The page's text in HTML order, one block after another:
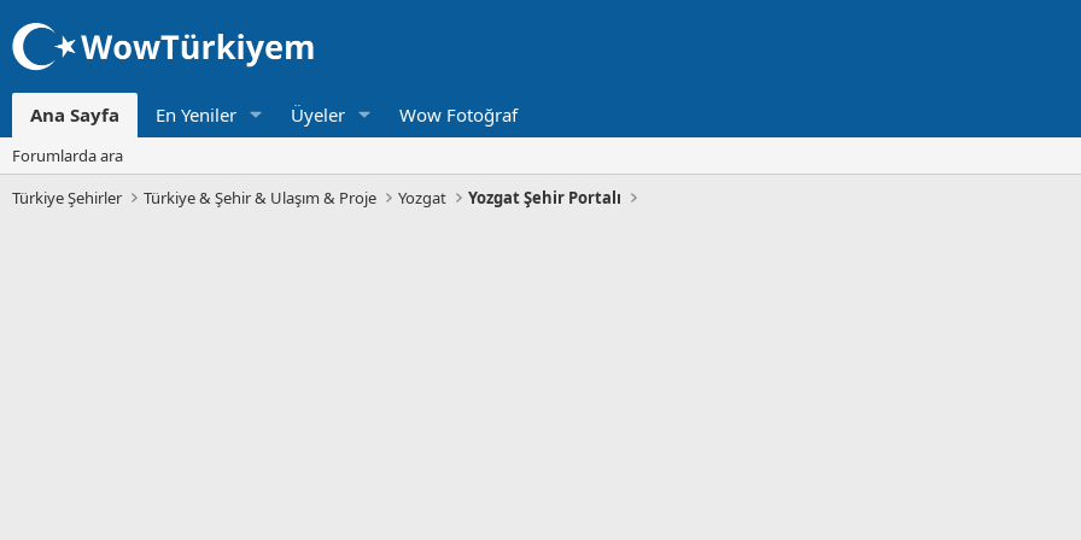
Ana Sayfa En Yeniler Üyeler Wow Fotoğraf
Forumlarda ara
Türkiye Şehirler
Türkiye & Şehir & Ulaşım & Proje Yozgat Yozgat Şehir Portalı